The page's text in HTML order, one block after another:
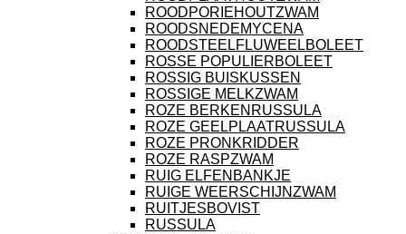
ROODPORIEHOUTZWAM
ROODSNEDEMYCENA
ROODSTEELFLUWEELBOLEET
ROSSE POPULIERBOLEET
ROSSIG BUISKUSSEN
ROSSIGE MELKZWAM
ROZE BERKENRUSSULA
ROZE GEELPLAATRUSSULA
ROZE PRONKRIDDER
ROZE RASPZWAM
RUIG ELFENBANKJE
RUIGE WEERSCHIJNZWAM
RUITJESBOVIST
RUSSULA